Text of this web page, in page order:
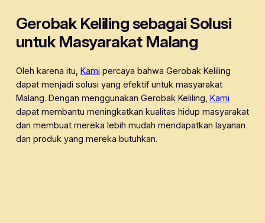
Gerobak Keliling sebagai Solusi
untuk Masyarakat Malang
Oleh karena itu, Kami percaya bahwa Gerobak Keliling
dapat menjadi solusi yang efektif untuk masyarakat
Malang. Dengan menggunakan Gerobak Keliling, Kami
dapat membantu meningkatkan kualitas hidup masyarakat
dan membuat mereka lebih mudah mendapatkan layanan
dan produk yang mereka butuhkan.